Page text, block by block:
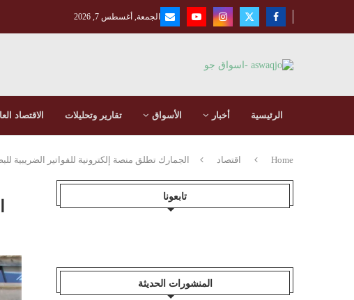
الجمعة, أغسطس 7, 2026
الرئيسية أخبار الأسواق تقارير وتحليلات الاقتصاد
Home اقتصاد الجمارك تطلق منصة إلكترونية للفواتير الضريبية
تابعونا
المنشورات الحديثة